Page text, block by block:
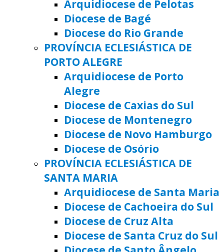
Arquidiocese de Pelotas
Diocese de Bagé
Diocese do Rio Grande
PROVÍNCIA ECLESIÁSTICA DE
PORTO ALEGRE
Arquidiocese de Porto
Alegre
Diocese de Caxias do Sul
Diocese de Montenegro
Diocese de Novo Hamburgo
Diocese de Osório
PROVÍNCIA ECLESIÁSTICA DE
SANTA MARIA
Arquidiocese de Santa Maria
Diocese de Cachoeira do Sul
Diocese de Cruz Alta
Diocese de Santa Cruz do Sul